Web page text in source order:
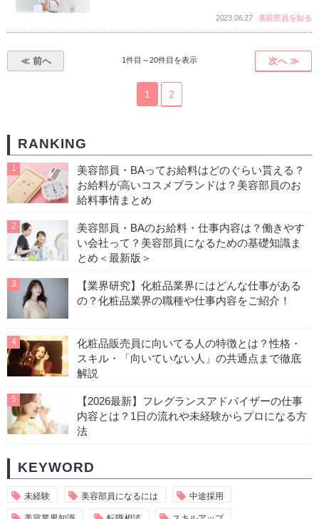
2023.06.27 美容部員を知る
≪ 前へ 1件目～20件目を表示 次へ ≫
1 2
RANKING
1
美容部員・BAってお給料はどのぐらい貰える？
お給料が高いコスメブランドは？美容部員のお
給料事情まとめ
2
美容部員・BAのお給料・仕事内容は？働きやす
い会社って？美容部員になるための基礎知識ま
とめ＜最新版＞
3
【業界研究】化粧品業界にはどんな仕事がある
の？化粧品業界の職種や仕事内容をご紹介！
4
化粧品販売員に向いてる人の特徴とは？性格・
スキル・「向いていない人」の共通点まで徹底
解説
5
【2026最新】フレグランスアドバイザーの仕事
内容とは？1日の流れや未経験からプロになる方
法
KEYWORD
未経験 美容部員になるには 中途採用